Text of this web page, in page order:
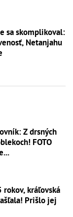
sa skomplikoval:
Netanjahu
Z drsných
FOTO
rokov, kráľovská
Prišlo jej